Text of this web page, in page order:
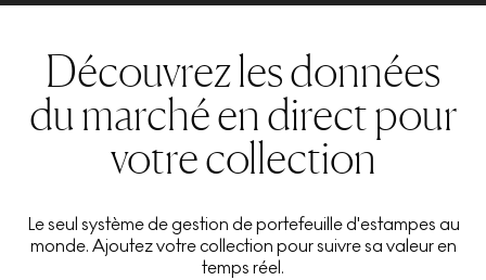
Découvrez les données
du marché en direct pour
votre collection
Le seul système de gestion de portefeuille d'estampes au
monde. Ajoutez votre collection pour suivre sa valeur en
temps réel.